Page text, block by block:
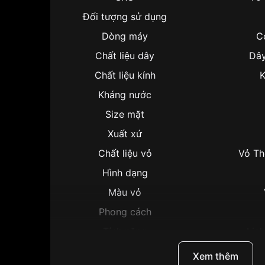
Đối tượng sử dụng
Dòng máy
Chất liệu dây
Chất liệu kính
Kháng nước
Size mặt
Xuất xứ
Chất liệu vỏ
Vỏ
Hình dạng
Màu vỏ
Phong cách
Xem thêm